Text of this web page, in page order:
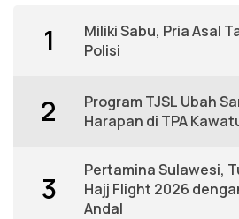
1
Miliki Sabu, Pria Asal
Polisi
2
Program TJSL Ubah
Harapan di TPA
3
Pertamina Sulawesi,
Hajj Flight 2026
Andal